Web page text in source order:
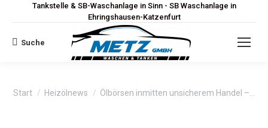
Tankstelle & SB-Waschanlage in Sinn - SB Waschanlage in
Ehringshausen-Katzenfurt
Search:
Suche
Sie befinden sich hier:
Start Heizölnews Ölbörsen inmitten unsicherem Handel –…